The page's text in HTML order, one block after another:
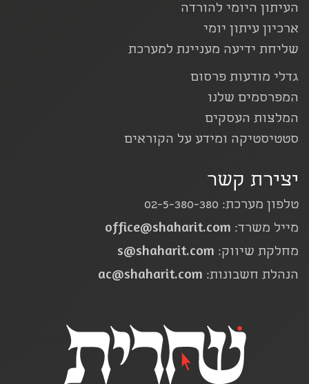
העיתון היומי להורדה
ארכיון עיתון יומי
שליחת ידיעה מעניינת למערכת
גדלי מודעות פרסום
המפרסמים שלנו
המלצות העסקים
סטטיסטיקה ומידע על הקוראים
יצירת קשר
טלפון מערכת: 02-5-380-380
מייל משרד: office@shaharit.com
מחלקת שיווק: s@shaharit.com
הנהלת חשבונות: ac@shaharit.com